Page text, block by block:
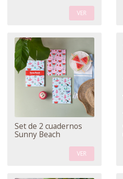
VER
Set de 2 cuadernos
Sunny Beach
VER